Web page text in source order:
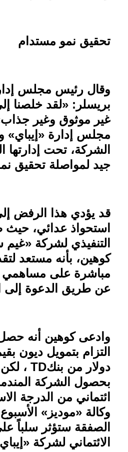
تحقيق نمو مستدام
وقال رئيس مجلس
بريسلر: «لقد خلصنا
غير موثوق وغير
مجلس إدارة «إيباي»
الشركة، تحت إدارتها
جيد لمواصلة تحقيق
قد يؤدي هذا الرفض
استحواذ عدائي،
التنفيذي لشركة
كوهين، بأنه مستعد
مباشرة على مساهمي
عن طريق الدعوة إلى
وادعى كوهين أنه
دولار من بنكTD ،
بحصول الشركة
ائتماني من الدرجة
وكالة «موديز»
الصفقة ستؤثر سلباً
الائتماني لشركة «إيباي